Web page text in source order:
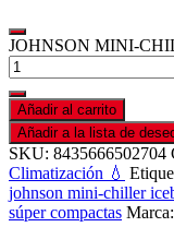
JOHNSON MINI-
Añadir al carrito
Añadir a la lista de
SKU: 8435666502704
Climatización 💧
johnson mini-chiller
súper compactas Marca: